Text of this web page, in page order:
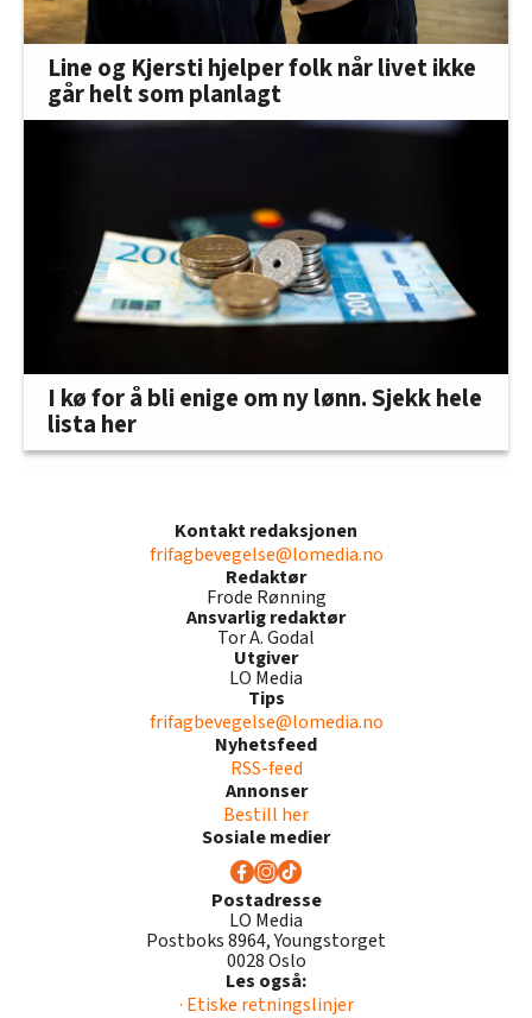
Line og Kjersti hjelper folk når livet ikke
går helt som planlagt
I kø for å bli enige om ny lønn. Sjekk hele
lista her
Kontakt redaksjonen
frifagbevegelse@lomedia.no
Redaktør
Frode Rønning
Ansvarlig redaktør
Tor A. Godal
Utgiver
LO Media
Tips
frifagbevegelse@lomedia.no
Nyhetsfeed
RSS-feed
Annonser
Bestill her
Sosiale medier
Postadresse
LO Media
Postboks 8964, Youngstorget
0028 Oslo
Les også:
· Etiske retningslinjer